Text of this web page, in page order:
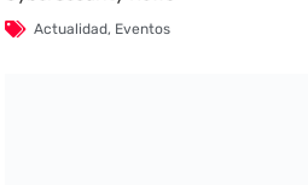
Actualidad, Eventos